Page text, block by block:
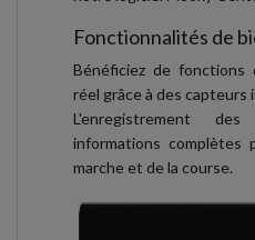
Fonctionnalités de
Bénéficiez de fonctions
réel grâce à des capteurs
L'enregistrement
informations complètes
marche et de la course.